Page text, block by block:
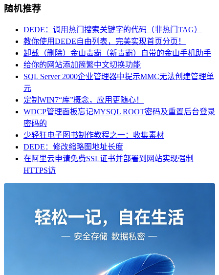
随机推荐
DEDE：调用热门搜索关键字的代码（非热门TAG）
教你使用DEDE自由列表，完美实现首页分页！
卸载（删除）金山毒霸（新毒霸）自带的金山手机助手
给你的网站添加简繁中文切换功能
SQL Server 2000企业管理器中提示MMC无法创建管理单
元
定制WIN7“库”概念，应用更随心！
WDCP管理面板忘记MYSQL ROOT密码及重置后台登录
密码的
少轻狂电子图书制作教程之一：收集素材
DEDE：修改缩略图地址长度
在阿里云申请免费SSL证书并部署到网站实现强制
HTTPS访